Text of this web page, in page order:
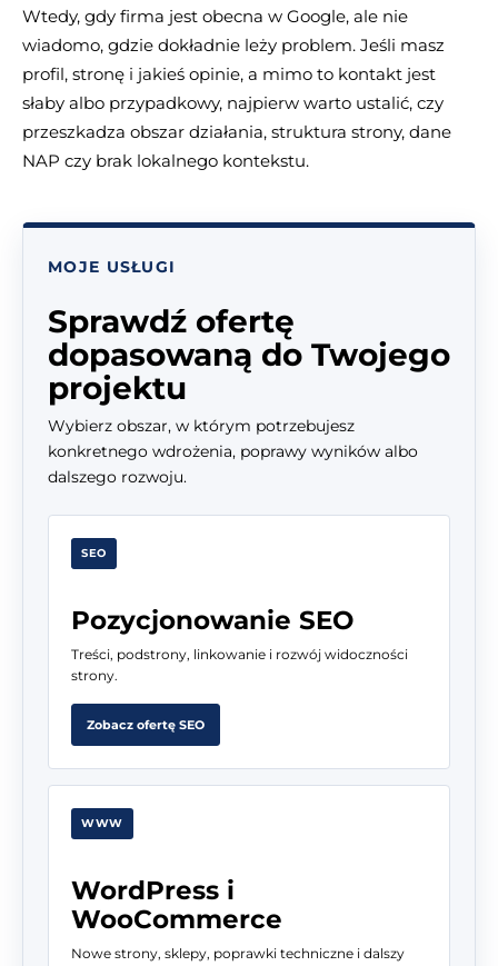
Wtedy, gdy firma jest obecna w Google, ale nie
wiadomo, gdzie dokładnie leży problem. Jeśli masz
profil, stronę i jakieś opinie, a mimo to kontakt jest
słaby albo przypadkowy, najpierw warto ustalić, czy
przeszkadza obszar działania, struktura strony, dane
NAP czy brak lokalnego kontekstu.
MOJE USŁUGI
Sprawdź ofertę
dopasowaną do Twojego
projektu
Wybierz obszar, w którym potrzebujesz
konkretnego wdrożenia, poprawy wyników albo
dalszego rozwoju.
SEO
Pozycjonowanie SEO
Treści, podstrony, linkowanie i rozwój widoczności
strony.
Zobacz ofertę SEO
WWW
WordPress i
WooCommerce
Nowe strony, sklepy, poprawki techniczne i dalszy